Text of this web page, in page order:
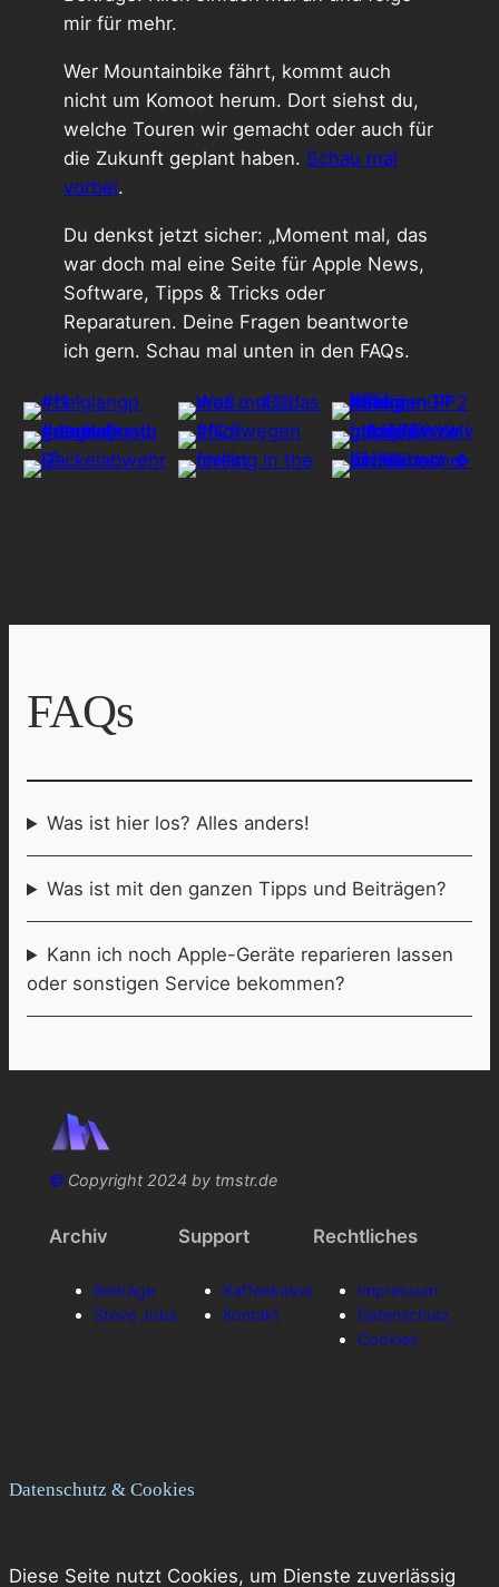
mir für mehr.
Wer Mountainbike fährt, kommt auch
nicht um Komoot herum. Dort siehst du,
welche Touren wir gemacht oder auch für
die Zukunft geplant haben. Schau mal
vorbei.
Du denkst jetzt sicher: „Moment mal, das
war doch mal eine Seite für Apple News,
Software, Tipps & Tricks oder
Reparaturen. Deine Fragen beantworte
ich gern. Schau mal unten in den FAQs.
FAQs
Was ist hier los? Alles anders!
Was ist mit den ganzen Tipps und Beiträgen?
Kann ich noch Apple-Geräte reparieren lassen
oder sonstigen Service bekommen?
©Copyright 2024 by tmstr.de
Archiv
Beiträge
Steve Jobs
Support
Kaffeekasse
Kontakt
Rechtliches
Impressum
Datenschutz
Cookies
Datenschutz & Cookies
Diese Seite nutzt Cookies, um Dienste zuverlässig